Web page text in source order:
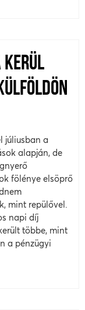
KERÜL
júliusban a
alapján, de
fölénye elsöprő
mint repülővel.
napi díj
többe, mint
a pénzügyi